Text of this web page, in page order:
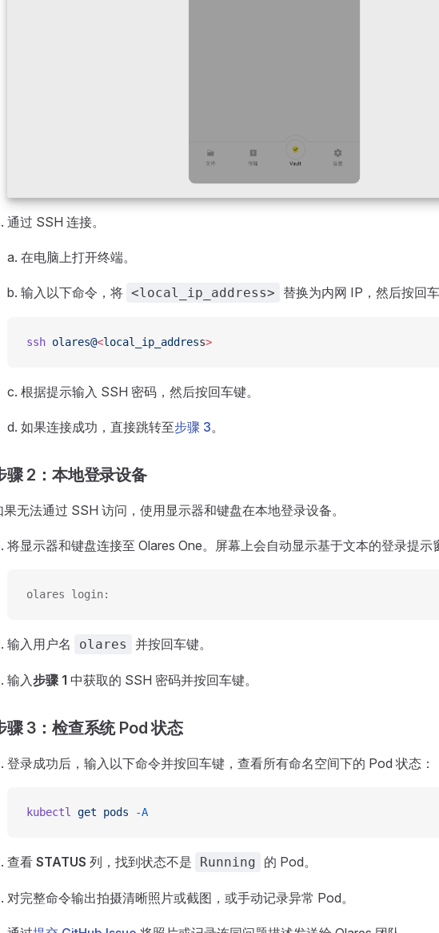
通过 SSH 连接。
a. 在电脑上打开终端。
b. 输入以下命令，将 <local_ip_address> 替换为内网 IP，然后按回
ssh olares@<local_ip_address>
c. 根据提示输入 SSH 密码，然后按回车键。
d. 如果连接成功，直接跳转至步骤 3。
骤 2：本地登录设备
果无法通过 SSH 访问，使用显示器和键盘在本地登录设备。
将显示器和键盘连接至 Olares One。屏幕上会自动显示基于文本的登录提示
olares login:
输入用户名 olares 并按回车键。
输入步骤 1 中获取的 SSH 密码并按回车键。
骤 3：检查系统 Pod 状态
登录成功后，输入以下命令并按回车键，查看所有命名空间下的 Pod 状态：
kubectl get pods -A
查看 STATUS 列，找到状态不是 Running 的 Pod。
对完整命令输出拍摄清晰照片或截图，或手动记录异常 Pod。